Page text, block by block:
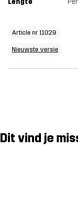
Article nr 11029
Nieuwste versie
Dit vind je